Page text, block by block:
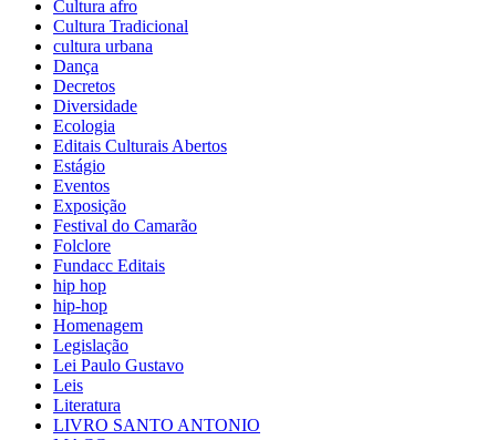
Cultura afro
Cultura Tradicional
cultura urbana
Dança
Decretos
Diversidade
Ecologia
Editais Culturais Abertos
Estágio
Eventos
Exposição
Festival do Camarão
Folclore
Fundacc Editais
hip hop
hip-hop
Homenagem
Legislação
Lei Paulo Gustavo
Leis
Literatura
LIVRO SANTO ANTONIO